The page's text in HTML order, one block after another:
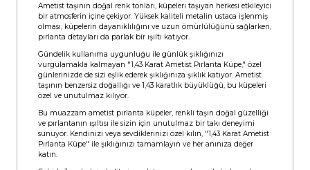
Ametist taşının doğal renk tonları, küpeleri taşıyan herkesi etkileyici
bir atmosferin içine çekiyor. Yüksek kaliteli metalin ustaca işlenmiş
olması, küpelerin dayanıklılığını ve uzun ömürlülüğünü sağlarken,
pırlanta detayları da parlak bir ışıltı katıyor.
Gündelik kullanıma uygunluğu ile günlük şıklığınızı
vurgulamakla kalmayan "1,43 Karat Ametist Pırlanta Küpe," özel
günlerinizde de sizi eşlik ederek şıklığınıza şıklık katıyor. Ametist
taşının benzersiz doğallığı ve 1,43 karatlık büyüklüğü, bu küpeleri
özel ve unutulmaz kılıyor.
Bu muazzam ametist pırlanta küpeler, renkli taşın doğal güzelliği
ve pırlantanın ışıltısı ile sizin için unutulmaz bir takı deneyimi
sunuyor. Kendinizi veya sevdiklerinizi özel kılın, "1,43 Karat Ametist
Pırlanta Küpe" ile şıklığınızı tamamlayın ve her anınıza değer
katın.